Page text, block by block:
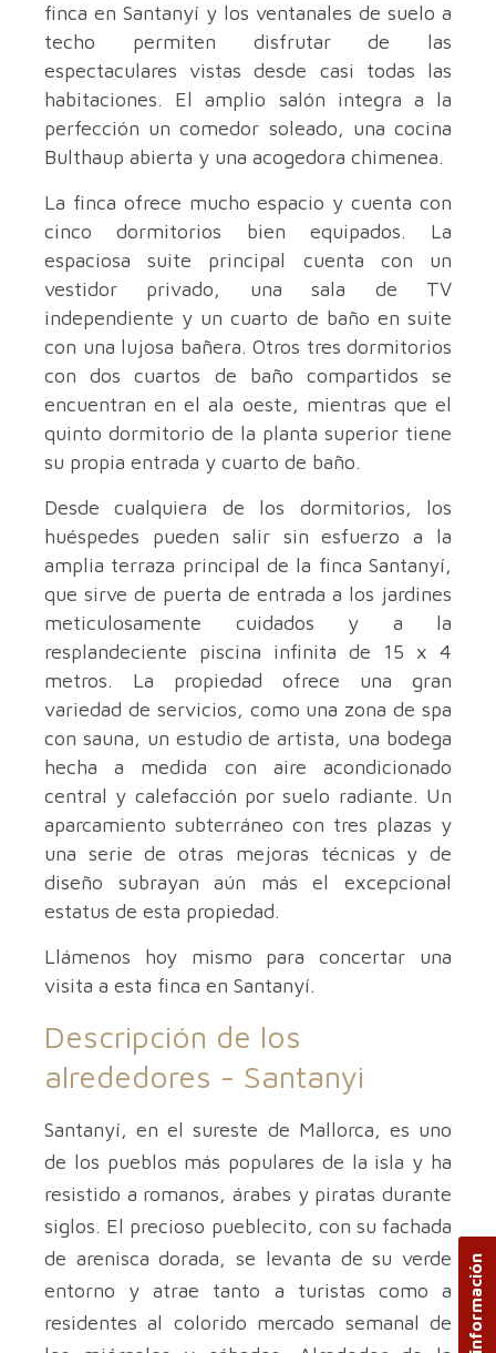
finca en Santanyí y los ventanales de suelo a
techo permiten disfrutar de las
espectaculares vistas desde casi todas las
habitaciones. El amplio salón integra a la
perfección un comedor soleado, una cocina
Bulthaup abierta y una acogedora chimenea.
La finca ofrece mucho espacio y cuenta con
cinco dormitorios bien equipados. La
espaciosa suite principal cuenta con un
vestidor privado, una sala de TV
independiente y un cuarto de baño en suite
con una lujosa bañera. Otros tres dormitorios
con dos cuartos de baño compartidos se
encuentran en el ala oeste, mientras que el
quinto dormitorio de la planta superior tiene
su propia entrada y cuarto de baño.
Desde cualquiera de los dormitorios, los
huéspedes pueden salir sin esfuerzo a la
amplia terraza principal de la finca Santanyí,
que sirve de puerta de entrada a los jardines
meticulosamente cuidados y a la
resplandeciente piscina infinita de 15 x 4
metros. La propiedad ofrece una gran
variedad de servicios, como una zona de spa
con sauna, un estudio de artista, una bodega
hecha a medida con aire acondicionado
central y calefacción por suelo radiante. Un
aparcamiento subterráneo con tres plazas y
una serie de otras mejoras técnicas y de
diseño subrayan aún más el excepcional
estatus de esta propiedad.
Llámenos hoy mismo para concertar una
visita a esta finca en Santanyí.
Descripción de los
alrededores - Santanyi
Santanyí, en el sureste de Mallorca, es uno
de los pueblos más populares de la isla y ha
resistido a romanos, árabes y piratas durante
siglos. El precioso pueblecito, con su fachada
de arenisca dorada, se levanta de su verde
entorno y atrae tanto a turistas como a
residentes al colorido mercado semanal de